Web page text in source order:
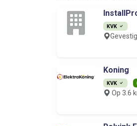
KVK
Koning
KVK
Op 3.6